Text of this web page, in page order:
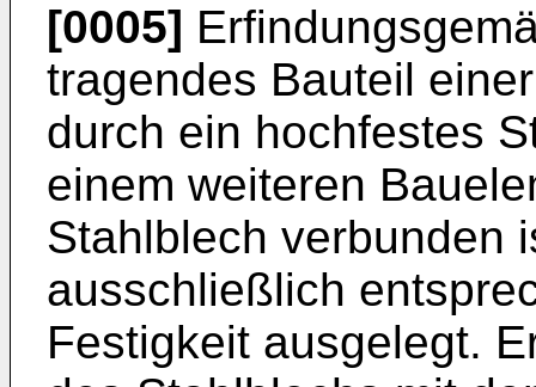
[0005]
tragendes Bauteil
durch ein hochfestes
einem weiteren
Stahlblech verbunden
ausschließlich
Festigkeit ausgelegt.